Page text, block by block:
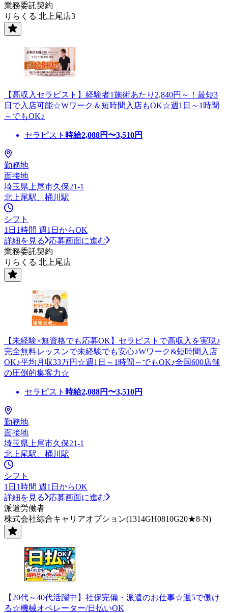
業務委託契約
りらくる 北上尾店3
【高収入セラピスト】経験者1施術あたり2,840円～！最短3
日で入店可能☆Wワーク＆短時間入店もOK☆週1日～1時間
～でもOK♪
セラピスト 時給2,088円〜3,510円
勤務地
面接地
埼玉県上尾市久保21-1
北上尾駅、桶川駅
シフト
1日1時間 週1日からOK
詳細を見る
応募画面に進む
業務委託契約
りらくる 北上尾店
【未経験×無資格でも応募OK】セラピストで高収入を実現♪
完全無料レッスンで未経験でも安心♪Wワーク&短時間入店
OK♪平均月収33万円☆週1日～1時間～でもOK♪全国600店舗
の圧倒的集客力☆
セラピスト 時給2,088円〜3,510円
勤務地
面接地
埼玉県上尾市久保21-1
北上尾駅、桶川駅
シフト
1日1時間 週1日からOK
詳細を見る
応募画面に進む
派遣労働者
株式会社綜合キャリアオプション(1314GH0810G20★8-N)
【20代～40代活躍中】社保完備・派遣のお仕事☆週5で働け
る☆機械オペレーター/日払いOK